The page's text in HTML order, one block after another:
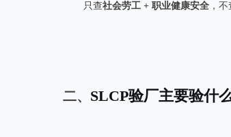
只查社会劳工 + 职业健康安全 ，
二、 SLCP验厂主要验什